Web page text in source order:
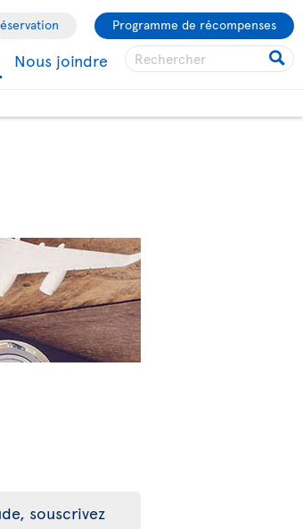
Programme de récompenses
Nous joindre
souscrivez